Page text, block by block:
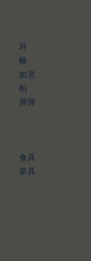
环
幔
如意
帕
屏障
食具
茶具